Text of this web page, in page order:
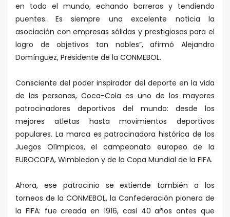
en todo el mundo, echando barreras y tendiendo
puentes. Es siempre una excelente noticia la
asociación con empresas sólidas y prestigiosas para el
logro de objetivos tan nobles”, afirmó Alejandro
Domínguez, Presidente de la CONMEBOL.
Consciente del poder inspirador del deporte en la vida
de las personas, Coca-Cola es uno de los mayores
patrocinadores deportivos del mundo: desde los
mejores atletas hasta movimientos deportivos
populares. La marca es patrocinadora histórica de los
Juegos Olímpicos, el campeonato europeo de la
EUROCOPA, Wimbledon y de la Copa Mundial de la FIFA.
Ahora, ese patrocinio se extiende también a los
torneos de la CONMEBOL, la Confederación pionera de
la FIFA: fue creada en 1916, casi 40 años antes que